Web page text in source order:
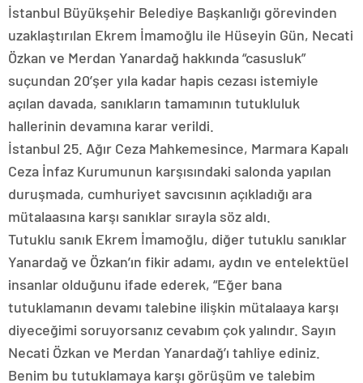
İstanbul Büyükşehir Belediye Başkanlığı görevinden
uzaklaştırılan Ekrem İmamoğlu ile Hüseyin Gün, Necati
Özkan ve Merdan Yanardağ hakkında “casusluk”
suçundan 20’şer yıla kadar hapis cezası istemiyle
açılan davada, sanıkların tamamının tutukluluk
hallerinin devamına karar verildi.
İstanbul 25. Ağır Ceza Mahkemesince, Marmara Kapalı
Ceza İnfaz Kurumunun karşısındaki salonda yapılan
duruşmada, cumhuriyet savcısının açıkladığı ara
mütalaasına karşı sanıklar sırayla söz aldı.
Tutuklu sanık Ekrem İmamoğlu, diğer tutuklu sanıklar
Yanardağ ve Özkan’ın fikir adamı, aydın ve entelektüel
insanlar olduğunu ifade ederek, “Eğer bana
tutuklamanın devamı talebine ilişkin mütalaaya karşı
diyeceğimi soruyorsanız cevabım çok yalındır. Sayın
Necati Özkan ve Merdan Yanardağ’ı tahliye ediniz.
Benim bu tutuklamaya karşı görüşüm ve talebim